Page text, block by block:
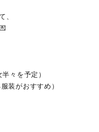
、
々を予定）
装がおすすめ）